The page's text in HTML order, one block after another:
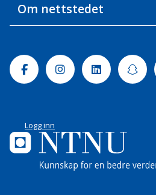
Om nettstedet
FacebookInstagramLinkedin
Logg inn